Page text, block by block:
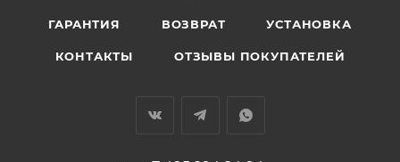
ГАРАНТИЯ ВОЗВРАТ УСТАНОВКА
КОНТАКТЫ ОТЗЫВЫ ПОКУПАТЕЛЕЙ